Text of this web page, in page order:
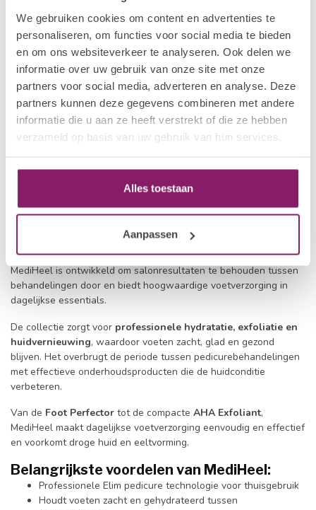
We gebruiken cookies om content en advertenties te
personaliseren, om functies voor social media te bieden
en om ons websiteverkeer te analyseren. Ook delen we
informatie over uw gebruik van onze site met onze
partners voor social media, adverteren en analyse. Deze
partners kunnen deze gegevens combineren met andere
informatie die u aan ze heeft verstrekt of die ze hebben
verzameld op basis van uw gebruik van hun services.
Alles toestaan
Aanpassen
is de professionelethuis voetverzorgingslijn
geïnspireerd op het geavanceerde Elim pedicuresysteem.
MediHeel is ontwikkeld om salonresultaten te behouden tussen
behandelingen door en biedt hoogwaardige voetverzorging in
dagelijkse essentials.
De collectie zorgt voor professionele hydratatie, exfoliatie en
huidvernieuwing, waardoor voeten zacht, glad en gezond
blijven. Het overbrugt de periode tussen pedicurebehandelingen
met effectieve onderhoudsproducten die de huidconditie
verbeteren.
Van de Foot Perfector tot de compacte AHA Exfoliant,
MediHeel maakt dagelijkse voetverzorging eenvoudig en effectief
en voorkomt droge huid en eeltvorming.
Belangrijkste voordelen van MediHeel:
Professionele Elim pedicure technologie voor thuisgebruik
Houdt voeten zacht en gehydrateerd tussen